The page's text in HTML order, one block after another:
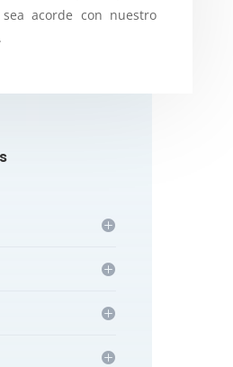
sea acorde con nuestro